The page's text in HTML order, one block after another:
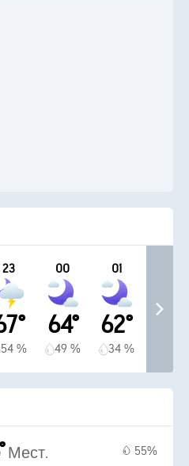
23
54 %
00
64°
49 %
01
62°
34 %
Мест. 55%